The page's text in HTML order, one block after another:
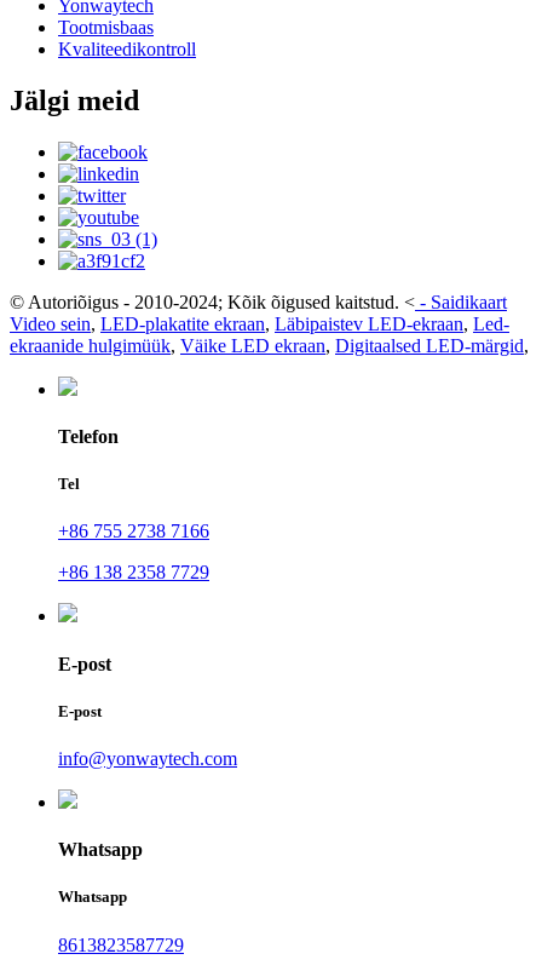
Yonwaytech
Tootmisbaas
Kvaliteedikontroll
Jälgi meid
© Autoriõigus - 2010-2024; Kõik õigused kaitstud. < - Saidikaart
Video sein, LED-plakatite ekraan, Läbipaistev LED-ekraan, Led-
ekraanide hulgimüük, Väike LED ekraan, Digitaalsed LED-märgid,
Telefon
Tel
+86 755 2738 7166
+86 138 2358 7729
E-post
E-post
info@yonwaytech.com
Whatsapp
Whatsapp
8613823587729